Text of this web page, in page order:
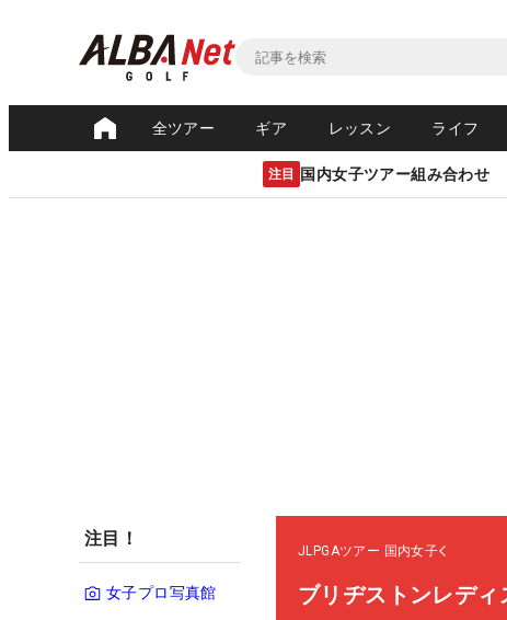
全ツアー ギア レッスン ライフ
注目 国内女子ツアー組み合わせ
注目！
女子プロ写真館
JLPGAツアー 国内女子
ブリヂストンレディ